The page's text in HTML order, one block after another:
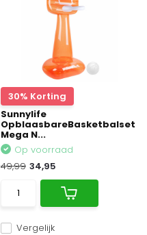
30% Korting
Sunnylife
OpblaasbareBasketbalset
Mega N...
Vergelijk
Op voorraad
49,99 34,95